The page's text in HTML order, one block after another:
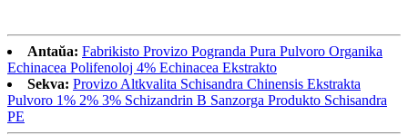
Antaŭa: Fabrikisto Provizo Pogranda Pura Pulvoro Organika
Echinacea Polifenoloj 4% Echinacea Ekstrakto
Sekva: Provizo Altkvalita Schisandra Chinensis Ekstrakta
Pulvoro 1% 2% 3% Schizandrin B Sanzorga Produkto Schisandra
PE